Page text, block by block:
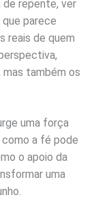
de repente, ver
parece
reais de quem
também os
uma força
como a fé pode
o apoio da
uma